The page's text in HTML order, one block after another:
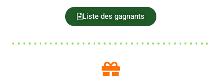
Liste des gagnants